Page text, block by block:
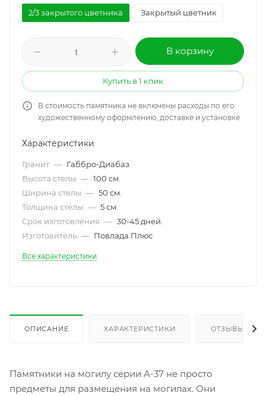
2/3 закрытого цветника Закрытый цветник
В корзину
Купить в 1 клик
В стоимость памятника не включены расходы по его
художественному оформлению, доставке и установке
Характеристики
Гранит — Габбро-Диабаз
Высота стелы — 100 см.
Ширина стелы — 50 см.
Толщина стелы — 5 см.
Срок изготовления — 30-45 дней.
Изготовитель — Повлада Плюс
Все характеристики
ОПИСАНИЕ ХАРАКТЕРИСТИКИ ОТЗЫВЫ
Памятники на могилу серии A-37 не просто
предметы для размещения на могилах. Они